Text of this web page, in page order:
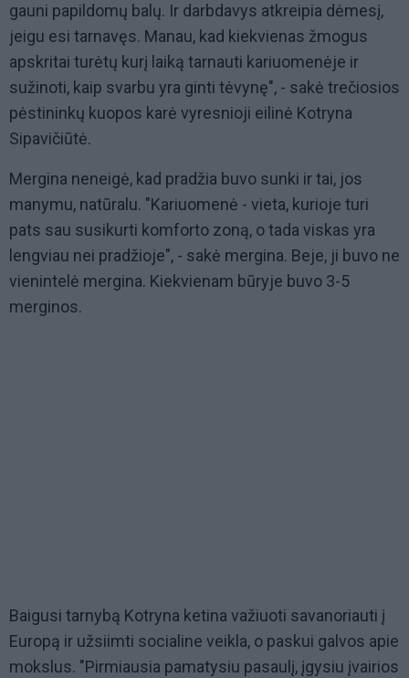
gauni papildomų balų. Ir darbdavys atkreipia dėmesį,
jeigu esi tarnavęs. Manau, kad kiekvienas žmogus
apskritai turėtų kurį laiką tarnauti kariuomenėje ir
sužinoti, kaip svarbu yra ginti tėvynę", - sakė trečiosios
pėstininkų kuopos karė vyresnioji eilinė Kotryna
Sipavičiūtė.
Mergina neneigė, kad pradžia buvo sunki ir tai, jos
manymu, natūralu. "Kariuomenė - vieta, kurioje turi
pats sau susikurti komforto zoną, o tada viskas yra
lengviau nei pradžioje", - sakė mergina. Beje, ji buvo ne
vienintelė mergina. Kiekvienam būryje buvo 3-5
merginos.
Baigusi tarnybą Kotryna ketina važiuoti savanoriauti į
Europą ir užsiimti socialine veikla, o paskui galvos apie
mokslus. "Pirmiausia pamatysiu pasaulį, įgysiu įvairios